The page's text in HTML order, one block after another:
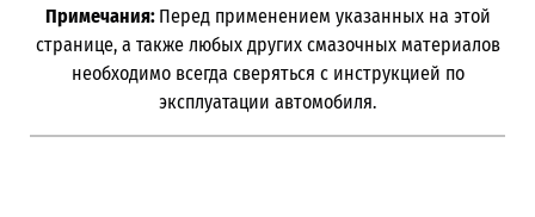
Примечания: Перед применением указанных на этой
странице, а также любых других смазочных материалов
необходимо всегда сверяться с инструкцией по
эксплуатации автомобиля.